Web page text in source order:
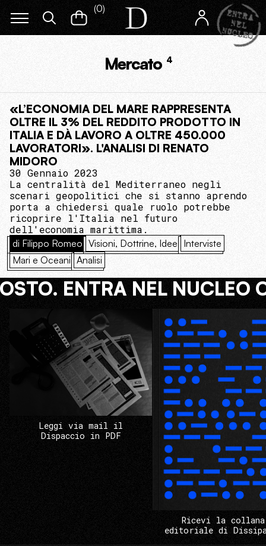
(0)
Mercato 4
«L’ECONOMIA DEL MARE RAPPRESENTA
OLTRE IL 3% DEL REDDITO PRODOTTO IN
ITALIA E DÀ LAVORO A OLTRE 450.000
LAVORATORI». L'ANALISI DI RENATO
MIDORO
30 Gennaio 2023
La centralità del Mediterraneo negli
scenari geopolitici che si stanno aprendo
porta a chiedersi quale ruolo potrebbe
ricoprire l'Italia nel futuro
dell'economia marittima.
di Filippo Romeo Visioni, Dottrine, Idee Interviste
Mari e Oceani Analisi
ENTRA NEL NUCLEO
Leggi via mail il
Dispaccio in PDF
Ricevi la collana
editoriale di